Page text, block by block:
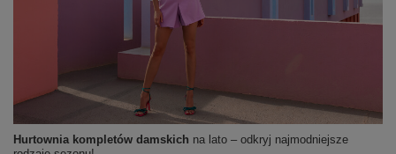
Hurtownia kompletów damskich na lato – odkryj najmodniejsze